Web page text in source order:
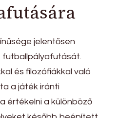
jelentősen
futballpályafutását.
és filozófiákkal való
a játék iránti
értékelni a különböző